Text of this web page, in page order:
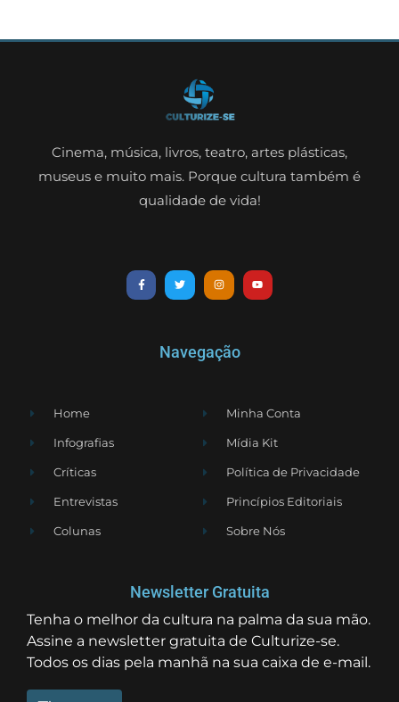
Cinema, música, livros, teatro, artes plásticas,
museus e muito mais. Porque cultura também é
qualidade de vida!
Navegação
Home
Infografias
Críticas
Entrevistas
Colunas
Minha Conta
Mídia Kit
Política de Privacidade
Princípios Editoriais
Sobre Nós
Newsletter Gratuita
Tenha o melhor da cultura na palma da sua mão.
Assine a newsletter gratuita de Culturize-se.
Todos os dias pela manhã na sua caixa de e-mail.